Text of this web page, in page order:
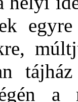
a